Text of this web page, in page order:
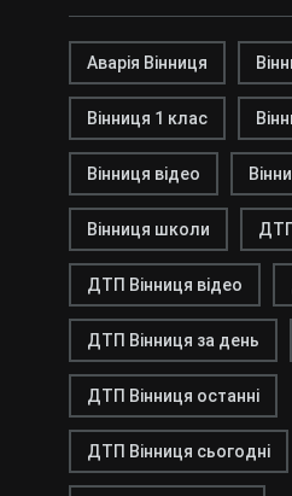
Аварія Вінниця
Вінниця 1 клас
Вінниця відео
Вінниця школи
ДТП Вінниця відео
ДТП Вінниця за день
ДТП Вінниця останні
ДТП Вінниця сьогодні